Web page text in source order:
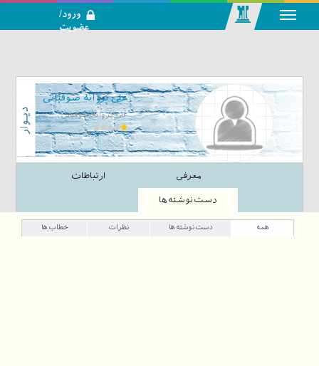
تحلیلی بازار
سرمایه
ورود/
عضویت
علی پروانه صوفیانی
علی پروانه صوفیانی
معرفی ارتباطات
دست‌نوشته‌ها
همه دست‌نوشته‌ها نظرات خطاب‌ها